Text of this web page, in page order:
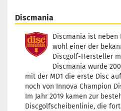
Discmania
Discmania ist neben
wohl einer der
Discgolf-Hersteller
Discmania wurde
mit der MD1 die erste Disc
noch von Innova Champion
Im Jahr 2019 kamen zur
Discgolfscheibenlinie, die